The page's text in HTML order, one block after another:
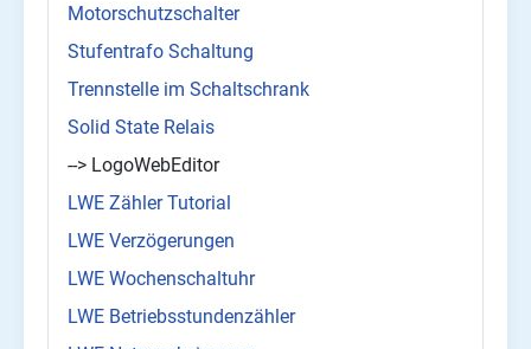
Motorschutzschalter
Stufentrafo Schaltung
Trennstelle im Schaltschrank
Solid State Relais
--> LogoWebEditor
LWE Zähler Tutorial
LWE Verzögerungen
LWE Wochenschaltuhr
LWE Betriebsstundenzähler